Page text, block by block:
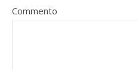
Commento